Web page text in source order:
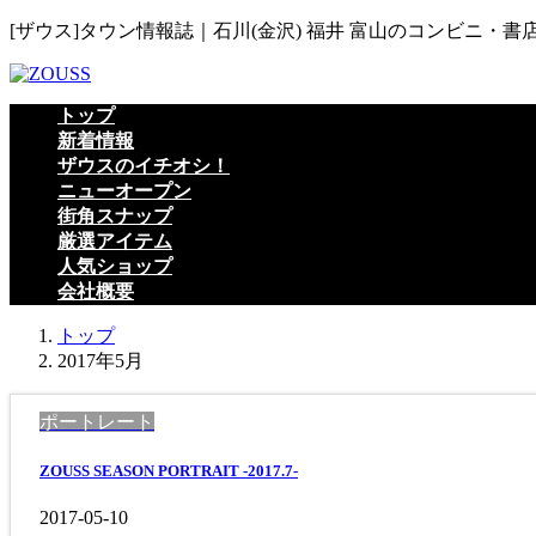
コ
テ
ン
ナ
ゲ
ー
[ザウス]タウン情報誌｜石川(金沢) 福井 富山のコンビニ・書
トップ
新着情報
ザウスのイチオシ！
ニューオープン
街角スナップ
厳選アイテム
人気ショップ
会社概要
トップ
2017年5月
ポートレート
ZOUSS SEASON PORTRAIT -2017.7-
2017-05-10